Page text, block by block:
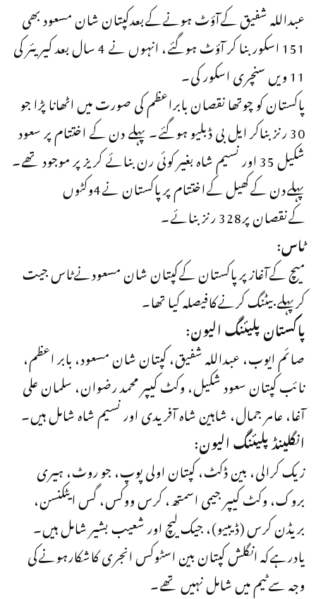
عبداللہ شفیق کےآؤٹ ہونےکےبعدکپتان شان مسعود بھی
151 اسکور بنا کر آؤٹ ہوگئے، انہوں نے 4 سال بعد کیریئر کی
11 ویں سنچری اسکور کی۔
پاکستان کو چوتھا نقصان بابراعظم کی صورت میں اٹھانا پڑا جو
30 رنز بناکر ایل بی ڈبلیو ہوگئے۔ پہلے دن کے اختتام پر سعود
شکیل 35 اور نسیم شاہ بغیر کوئی رن بنائے کریز پر موجود تھے۔
پہلےدن کےکھیل کےاختتام پرپاکستان نے4وکٹوں
کےنقصان پر328 رنز بنائے۔
ٹاس:
میچ کےآغازپرپاکستان کےکپتان شان مسعودنےٹاس جیت
کرپہلے بیٹنگ کرنےکافیصلہ کیا تھا۔
پاکستان پلیئنگ الیون:
صائم ایوب، عبداللہ شفیق، کپتان شان مسعود، بابر اعظم،
نائب کپتان سعود شکیل، وکٹ کیپر محمد رضوان، سلمان علی
آغا، عامر جمال، شاہین شاہ آفریدی اور نسیم شاہ شامل ہیں۔
انگلینڈ پلیئنگ الیون:
زیک کرالی، بین ڈکٹ، کپتان اولی پوپ، جو روٹ، ہیری
بروک، وکٹ کیپر جیمی اسمتھ، کرس ووکس، گس ایٹکنسن،
بریڈن کرس (ڈیبیو)، جیک لیچ اور شعیب بشیر شامل ہیں۔
یادرہےکہ انگلش کپتان بین اسٹوکس انجری کاشکارہونےکی
وجہ سےٹیم میں شامل نہیں تھے۔